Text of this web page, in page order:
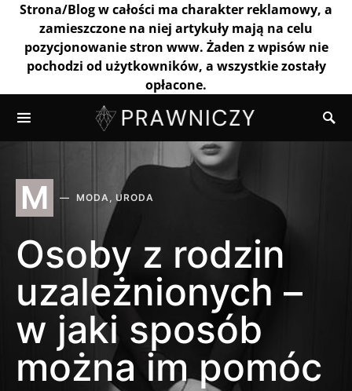
Strona/Blog w całości ma charakter reklamowy, a
zamieszczone na niej artykuły mają na celu
pozycjonowanie stron www. Żaden z wpisów nie
pochodzi od użytkowników, a wszystkie zostały
opłacone.
M MODA, URODA
Osoby z rodzin
uzależnionych –
w jaki sposób
można im pomóc